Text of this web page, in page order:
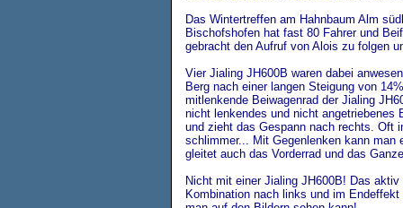
Das Wintertreffen am Hahnbaum Alm
Bischofshofen hat fast 80 Fahrer und
gebracht den Aufruf von Alois zu folgen
Vier Jialing JH600B waren dabei
Berg nach einer langen Steigung von
mitlenkende Beiwagenrad der Jialing
nicht lenkendes und nicht angetriebenes
und zieht das Gespann nach rechts. Oft
schlimmer... Mit Gegenlenken kann man
gleitet auch das Vorderrad und das
Nicht mit einer Jialing JH600B! Das
Kombination nach links und im